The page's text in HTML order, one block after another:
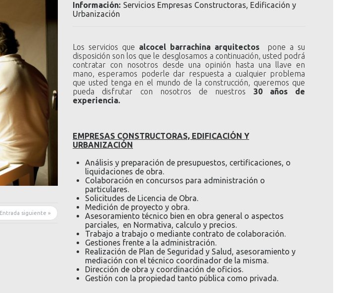
Entrada siguiente »
Información: Servicios Empresas Constructoras, Edificación y
Urbanización
Los servicios que alcocel barrachina arquitectos pone a su
disposición son los que le desglosamos a continuación, usted podrá
contratar con nosotros desde una opinión hasta una llave en
mano, esperamos poderle dar respuesta a cualquier problema
que usted tenga en el mundo de la construcción, queremos que
pueda disfrutar con nosotros de nuestros 30 años de
experiencia.
EMPRESAS CONSTRUCTORAS, EDIFICACIÓN Y
URBANIZACIÓN
Análisis y preparación de presupuestos, certificaciones, o
liquidaciones de obra.
Colaboración en concursos para administración o
particulares.
Solicitudes de Licencia de Obra.
Medición de proyecto y obra.
Asesoramiento técnico bien en obra general o aspectos
parciales, en Normativa, calculo y precios.
Trabajo a trabajo o mediante contrato de colaboración.
Gestiones frente a la administración.
Realización de Plan de Seguridad y Salud, asesoramiento y
mediación con el técnico coordinador de la misma.
Dirección de obra y coordinación de oficios.
Gestión con la propiedad tanto pública como privada.